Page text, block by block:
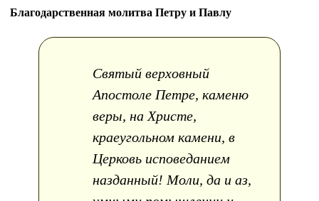
Благодарственная молитва Петру и Павлу
Святый верховный
Апостоле Петре, каменю
веры, на Христе,
краеугольном камени, в
Церковь исповеданием
назданный! Моли, да и аз,